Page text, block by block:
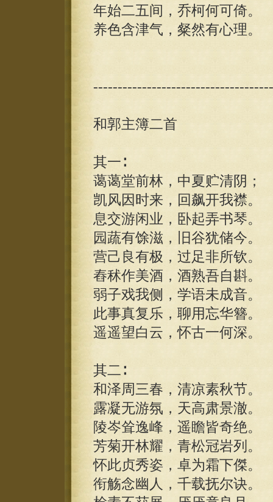
年始二五间，乔柯何可倚。
养色含津气，粲然有心理。
和郭主簿二首
其一∶
蔼蔼堂前林，中夏贮清阴；
凯风因时来，回飙开我襟。
息交游闲业，卧起弄书琴。
园蔬有馀滋，旧谷犹储今。
营己良有极，过足非所钦。
舂秫作美酒，酒熟吾自斟。
弱子戏我侧，学语未成音。
此事真复乐，聊用忘华簪。
遥遥望白云，怀古一何深。
其二∶
和泽周三春，清凉素秋节。
露凝无游氛，天高肃景澈。
陵岑耸逸峰，遥瞻皆奇绝。
芳菊开林耀，青松冠岩列。
怀此贞秀姿，卓为霜下傑。
衔觞念幽人，千载抚尔诀。